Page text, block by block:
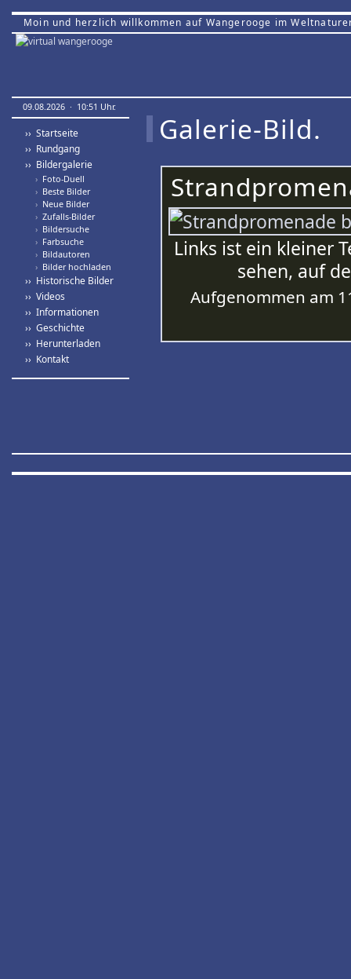
Moin und herzlich willkommen auf Wangerooge im
09.08.2026 · 10:51 Uhr.
›› Startseite
›› Rundgang
›› Bildergalerie
› Foto-Duell
› Beste Bilder
› Neue Bilder
› Zufalls-Bilder
› Bildersuche
› Farbsuche
› Bildautoren
› Bilder hochladen
›› Historische Bilder
›› Videos
›› Informationen
›› Geschichte
›› Herunterladen
›› Kontakt
Galerie-Bild.
Links ist ein kleiner
sehen, auf
Aufgenommen am